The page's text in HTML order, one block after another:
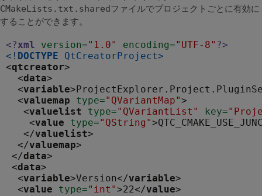
CMakeLists.txt.sharedファイルでプロジェクトごとに有効に
することができます。
<?xml version="1.0" encoding="UTF-8" ?>
<! DOCTYPE QtCreatorProject>
<qtcreator>
  <
data>
  <
variable
  <
valuemap type="QVariantMap">
   <
valuelist type="QVariantList" key=
    <
value type="QString"
   </
valuelist>
  </
valuemap>
</data>
<data>
  <
variable>Version</variable>
  <
value type="int">22</value>